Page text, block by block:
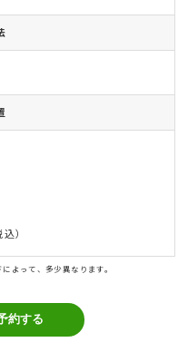
）
よって、多少異なります。